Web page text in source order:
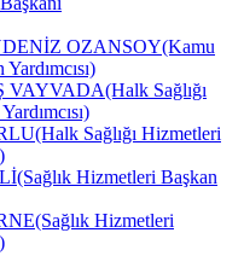
OZANSOY(Kamu
VAYVADA(Halk Sağlığı
Sağlığı Hizmetleri
Hizmetleri Başkan
Hizmetleri